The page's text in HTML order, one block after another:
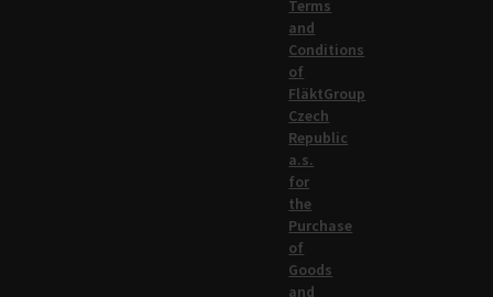
Terms
and
Conditions
of
FläktGroup
Czech
Republic
a.s.
for
the
Purchase
of
Goods
and